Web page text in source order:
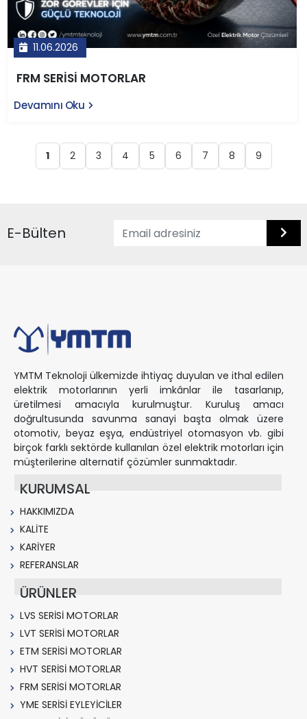
11.06.2026
FRM SERİSİ MOTORLAR
Devamını Oku
1 2 3 4 5 6 7 8 9
E-Bülten
YMTM Teknoloji ülkemizde ihtiyaç duyulan ve ithal edilen
elektrik motorlarının yerli imkânlar ile tasarlanıp,
üretilmesi amacıyla kurulmuştur. Kuruluş amacı
doğrultusunda savunma sanayi başta olmak üzere
otomotiv, beyaz eşya, endüstriyel otomasyon vb. gibi
birçok farklı sektörde kullanılan özel elektrik motorları için
müşterilerine alternatif çözümler sunmaktadır.
KURUMSAL
HAKKIMIZDA
KALİTE
KARİYER
REFERANSLAR
ÜRÜNLER
LVS SERİSİ MOTORLAR
LVT SERİSİ MOTORLAR
ETM SERİSİ MOTORLAR
HVT SERİSİ MOTORLAR
FRM SERİSİ MOTORLAR
YME SERİSİ EYLEYİCİLER